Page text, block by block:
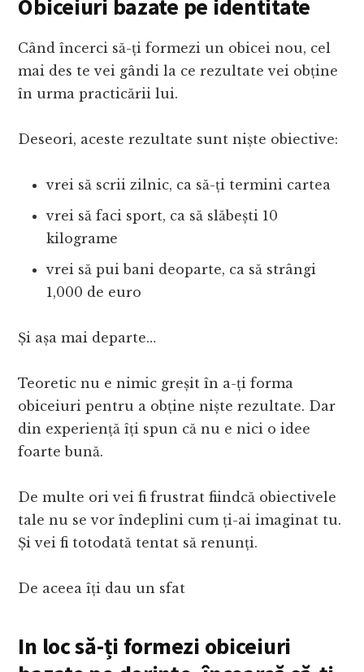
Obiceiuri bazate pe identitate
Când încerci să-ți formezi un obicei nou, cel
mai des te vei gândi la ce rezultate vei obține
în urma practicării lui.
Deseori, aceste rezultate sunt niște obiective:
vrei să scrii zilnic, ca să-ți termini cartea
vrei să faci sport, ca să slăbești 10
kilograme
vrei să pui bani deoparte, ca să strângi
1,000 de euro
Și așa mai departe…
Teoretic nu e nimic greșit în a-ți forma
obiceiuri pentru a obține niște rezultate. Dar
din experiență îți spun că nu e nici o idee
foarte bună.
De multe ori vei fi frustrat fiindcă obiectivele
tale nu se vor îndeplini cum ți-ai imaginat tu.
Și vei fi totodată tentat să renunți.
De aceea îți dau un sfat
In loc să-ți formezi obiceiuri